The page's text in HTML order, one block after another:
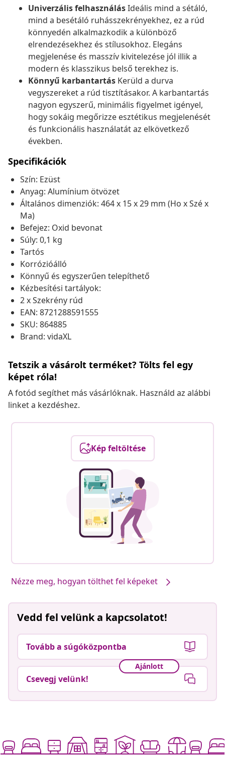
Univerzális felhasználásIdeális mind a sétáló,
mind a besétáló ruhásszekrényekhez, ez a rúd
könnyedén alkalmazkodik a különböző
elrendezésekhez és stílusokhoz. Elegáns
megjelenése és masszív kivitelezése jól illik a
modern és klasszikus belső terekhez is.
Könnyű karbantartás Kerüld a durva
vegyszereket a rúd tisztításakor. A karbantartás
nagyon egyszerű, minimális figyelmet igényel,
hogy sokáig megőrizze esztétikus megjelenését
és funkcionális használatát az elkövetkező
években.
Specifikációk
Szín: Ezüst
Anyag: Alumínium ötvözet
Általános dimenziók: 464 x 15 x 29 mm (Ho x Szé x
Ma)
Befejez: Oxid bevonat
Súly: 0,1 kg
Tartós
Korrózióálló
Könnyű és egyszerűen telepíthető
Kézbesítési tartályok:
2 x Szekrény rúd
EAN: 8721288591555
SKU: 864885
Brand: vidaXL
Tetszik a vásárolt terméket? Tölts fel egy
képet róla!
A fotód segíthet más vásárlóknak. Használd az alábbi
linket a kezdéshez.
Kép feltöltése
Nézze meg, hogyan tölthet fel képeket
Vedd fel velünk a kapcsolatot!
Tovább a súgóközpontba
Ajánlott
Csevegj velünk!